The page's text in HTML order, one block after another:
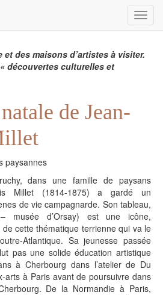
Menu
des maisons d’artistes à visiter.
découvertes culturelles et
de Jean-
paysannes
dans une famille de paysans
Millet (1814-1875) a gardé un
de vie campagnarde. Son tableau,
musée d’Orsay) est une icône,
de cette thématique terrienne qui va le
Atlantique. Sa jeunesse passée
pas une solide éducation artistique
à Cherbourg dans l’atelier de Du
arts à Paris avant de poursuivre dans
De la Normandie à Paris,